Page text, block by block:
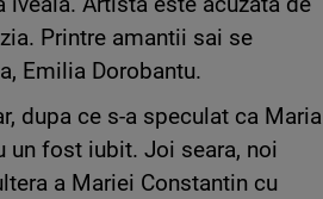
Printre amantii sai se
Emilia Dorobantu.
dupa ce s-a speculat ca Maria
un fost iubit. Joi seara, noi
a Mariei Constantin cu